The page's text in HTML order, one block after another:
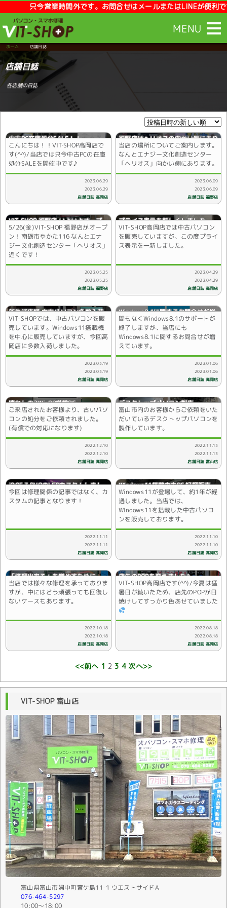
今営業時間外です。お問合せはメールまたはLINEが便利です。【
MENU
ホーム 店舗日誌
店舗日誌
各店舗の日誌
中古PC在庫処分SALE！！
こんにちは！！VIT‐SHOP高岡店で
す(^^)/当店では只今中古PCの在庫
処分SALEを開催中です♪
2023.06.29
2023.06.29
店舗日誌 高岡店
福野店はヘリオスの向かい側にあり
ます
当店の場所についてご案内します。
なんとエナジー文化創造センター
「ヘリオス」向かい側にあります。
2023.06.09
2023.06.09
店舗日誌 福野店
VIT-SHOP 福野店 いよいよオープ
ン！
5/26(金)VIT-SHOP 福野店がオープ
ン！南砺市やかた116 なんとエナ
ジー文化創造センター「ヘリオス」
近くです！
2023.05.25
2023.05.25
店舗日誌 福野店
プライス表示を新しくしました。
VIT-SHOP高岡店では中古パソコン
を販売していますが、この度プライ
ス表示を一新しました。
2023.04.29
2023.04.29
店舗日誌 高岡店
新生活応援 中古パソコン多数入荷
しました。
VIT-SHOPでは、中古パソコンを販
売しています。Windows11搭載機
を中心に販売していますが、今回高
岡店に多数入荷しました。
2023.03.19
2023.03.19
店舗日誌 高岡店
Windows8.1に関するお問合せが増
えています。
間もなくWindows8.1のサポートが
終了しますが、当店にも
Windows8.1に関するお問合せが増
えています。
2023.01.06
2023.01.06
店舗日誌 高岡店
懐かしの?Win98搭載PC
ご来店されたお客様より、古いパソ
コンの処分をご依頼されました。
(有償での対応になります)
2022.12.10
2022.12.10
店舗日誌 高岡店
デスクトップパソコン製作
富山市内のお客様からご依頼をいた
だいているデスクトップパソコンを
製作しています。
2022.11.13
2022.11.13
店舗日誌 富山店
iQOS 3 DUOのLEDカスタムしまし
た♪
今回は修理関係の記事ではなく、カ
スタムの記事となります！
2022.11.11
2022.11.11
店舗日誌 高岡店
WIndows11搭載中古PC 好評販売
中!!
Windows11が登場して、約1年が経
過しました。当店では、
WIndows11を搭載した中古パソコ
ンを販売しております。
2022.11.10
2022.11.10
店舗日誌 高岡店
「修理出来る」を増やすために
当店では様々な修理を承っておりま
すが、中にはどう頑張っても回復し
ないケースもあります。
2022.10.18
2022.10.18
店舗日誌 高岡店
店先のPOPを変えました♪
VIT-SHOP高岡店です(^^)/今夏は猛
暑日が続いたため、店先のPOPが日
焼けしてすっかり色あせていました
2022.08.18
2022.08.18
店舗日誌 高岡店
<<前へ 1 2 3 4 次へ>>
VIT-SHOP 富山店
富山県富山市婦中町宮ケ島11-1 ウエストサイドA
076-464-5297
10:00〜18:00